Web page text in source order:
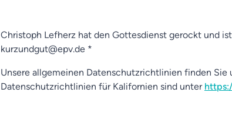
Christoph Lefherz hat den Gottesdienst gerockt und
kurzundgut@epv.de *
Unsere allgemeinen Datenschutzrichtlinien finden Sie
Datenschutzrichtlinien für Kalifornien sind unter